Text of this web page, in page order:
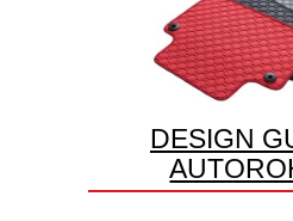
DESIGN